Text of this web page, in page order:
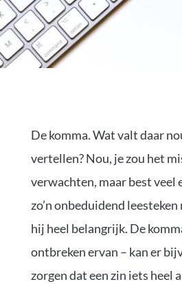
De komma. Wat valt daar
vertellen? Nou, je zou het
verwachten, maar best
zo’n onbeduidend
hij heel belangrijk. De
ontbreken ervan – kan er
zorgen dat een zin iets heel